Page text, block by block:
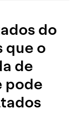
do
que o
de
pode